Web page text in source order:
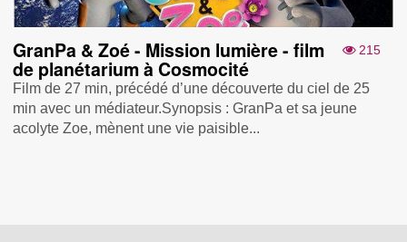
215
GranPa & Zoé - Mission lumière - film
de planétarium à Cosmocité
Film de 27 min, précédé d’une découverte du ciel de 25
min avec un médiateur.Synopsis : GranPa et sa jeune
acolyte Zoe, mènent une vie paisible...